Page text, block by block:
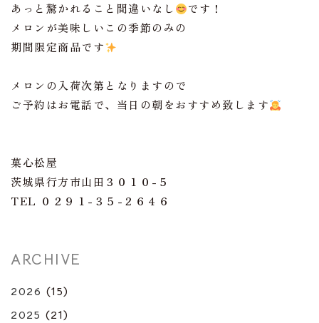
あっと驚かれること間違いなし
です！
メロンが美味しいこの季節のみの
期間限定商品です
メロンの入荷次第となりますので
ご予約はお電話で、当日の朝をおすすめ致します
菓心松屋
茨城県行方市山田３０１０-５
TEL ０２９１-３５-２６４６
ARCHIVE
2026 (15)
2025 (21)